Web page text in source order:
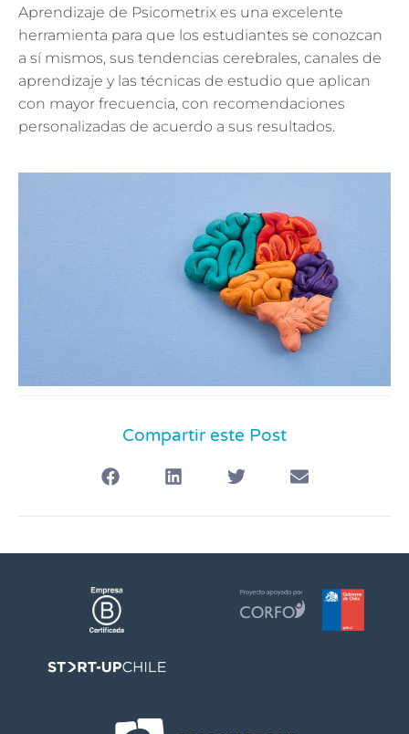
Aprendizaje de Psicometrix es una excelente
herramienta para que los estudiantes se conozcan
a sí mismos, sus tendencias cerebrales, canales de
aprendizaje y las técnicas de estudio que aplican
con mayor frecuencia, con recomendaciones
personalizadas de acuerdo a sus resultados.
Compartir este Post